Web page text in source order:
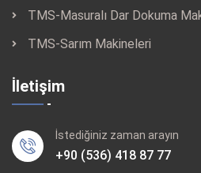
TMS-Masuralı Dar Dokuma
TMS-Sarım Makineleri
İletişim
İstediğiniz zaman arayın
+90 (536) 418 87 77